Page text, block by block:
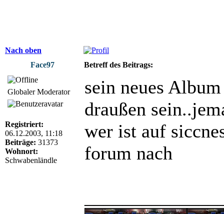
Nach oben
Face97
Betreff des Beitrags:
Globaler Moderator
Registriert:
06.12.2003, 11:18
Beiträge: 31373
Wohnort:
Schwabenländle
sein neues
draußen
wer ist auf
forum nach